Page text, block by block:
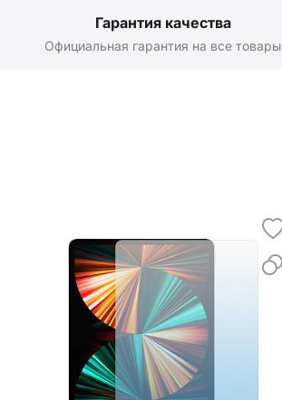
Гарантия качества
Официальная гарантия на все товары